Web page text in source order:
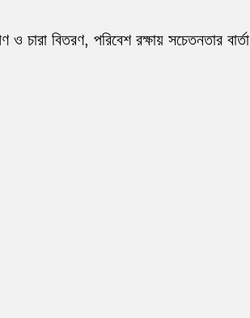
ও চারা বিতরণ, পরিবেশ রক্ষায় সচেতনতার বার্তা